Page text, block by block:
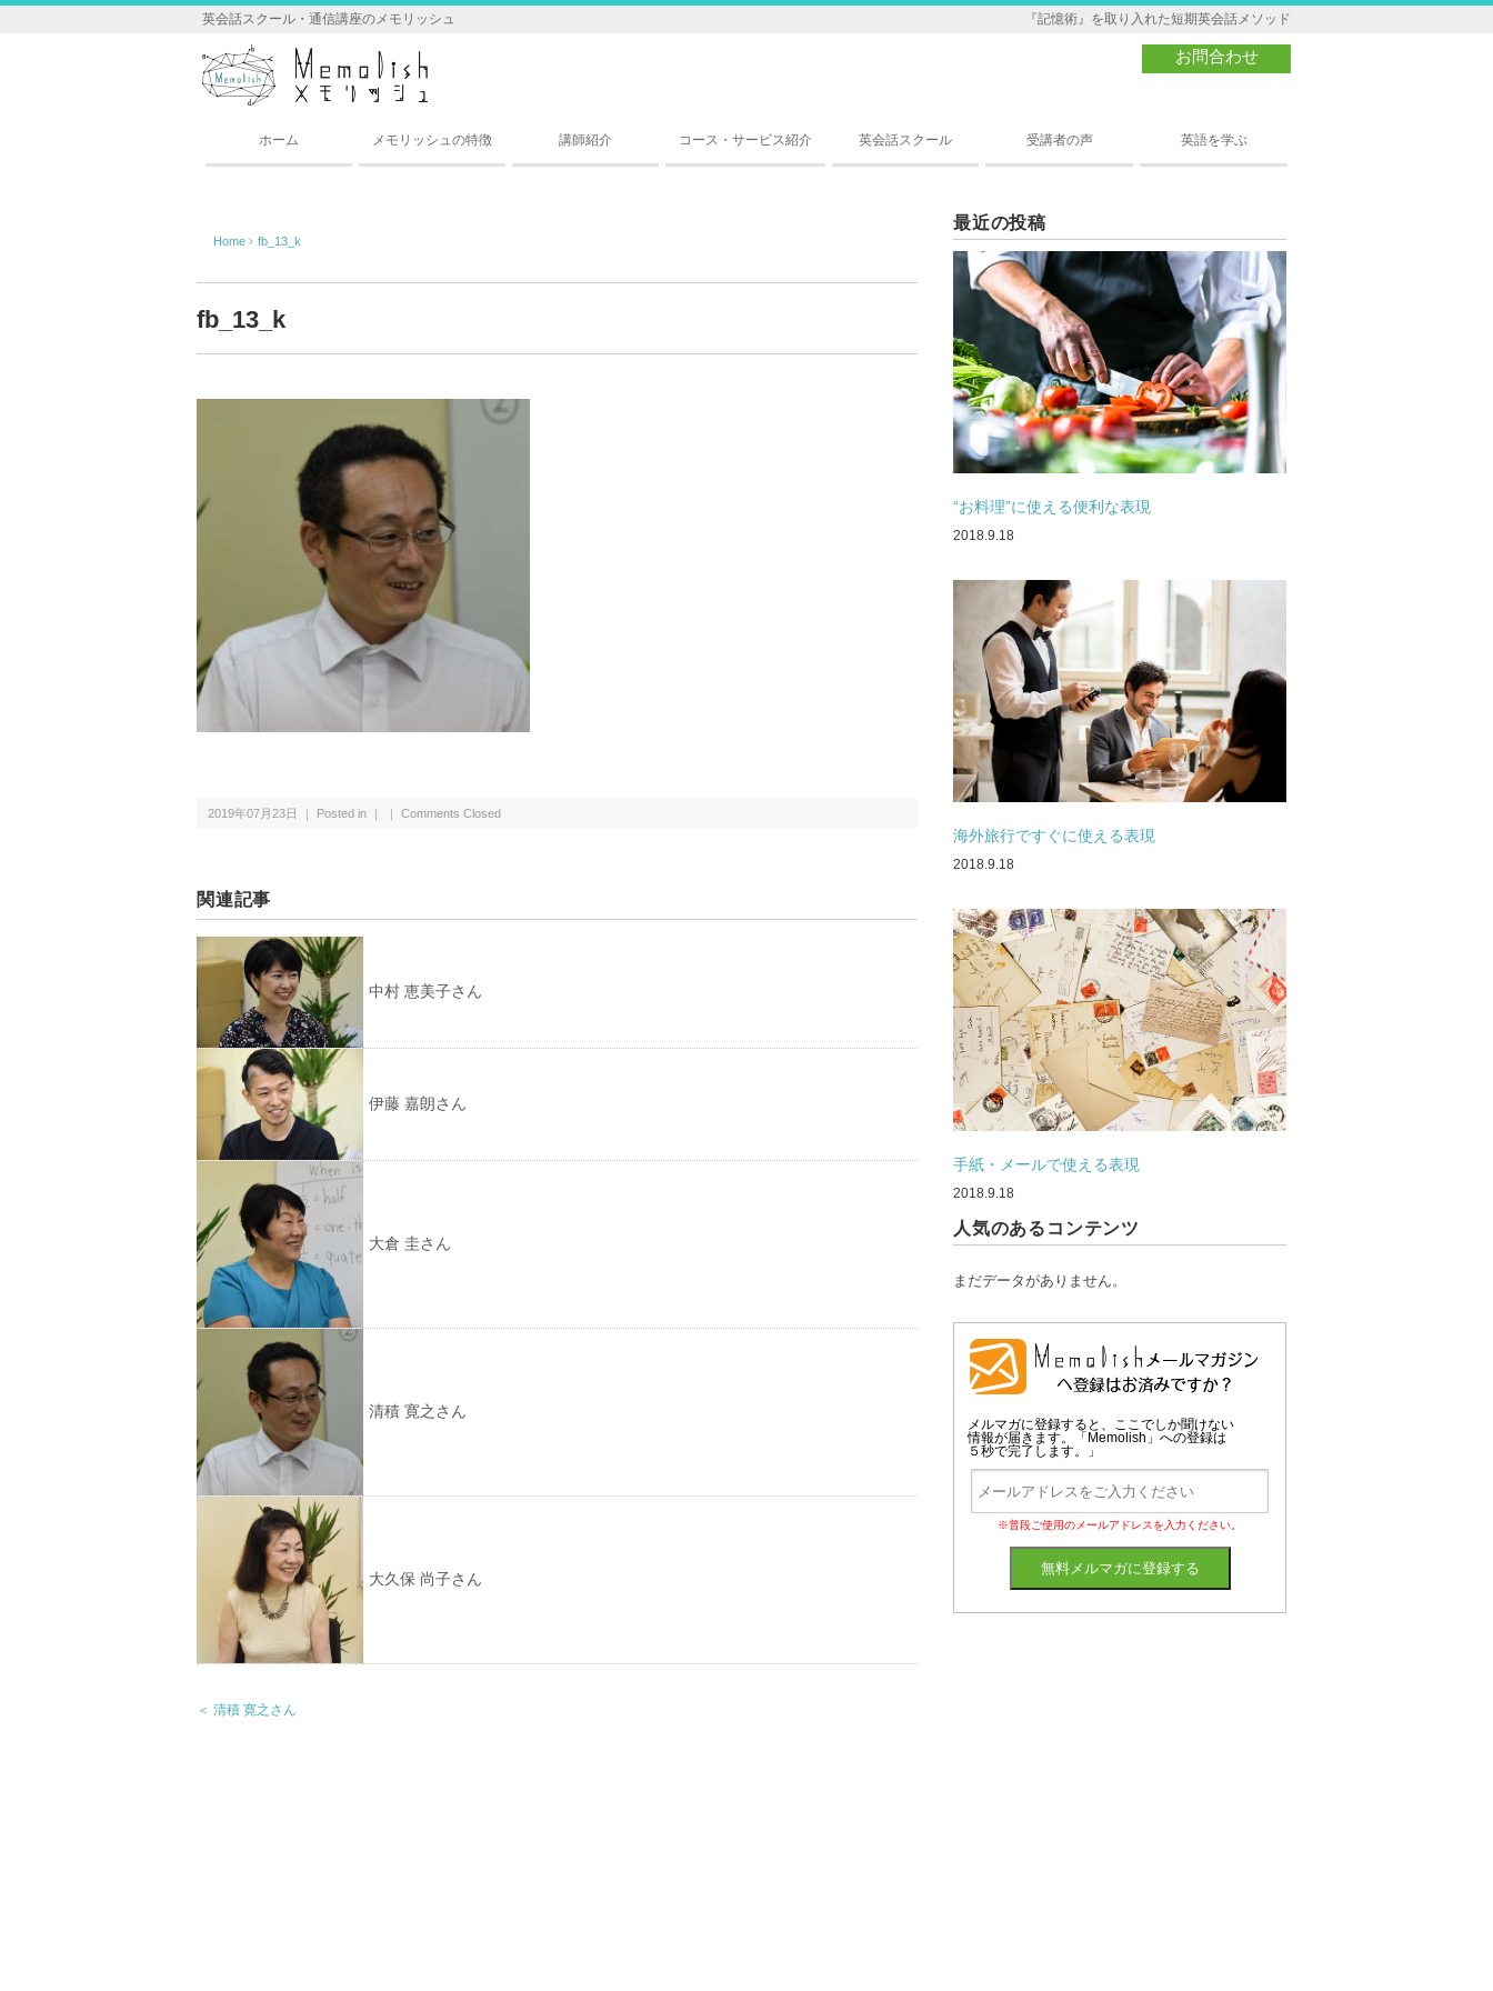
英会話スクール・通信講座のメモリッシュ 『記憶術』を取り入れた短期英会話メソッド
お問合わせ
ホーム メモリッシュの特徴 講師紹介 コース・サービス紹介 英会話スクール 受講者の声 英語を学ぶ
Home › fb_13_k
fb_13_k
2019年07月23日 ｜ Posted in ｜ ｜ Comments Closed
関連記事
中村 恵美子さん
伊藤 嘉朗さん
大倉 圭さん
清積 寛之さん
大久保 尚子さん
＜ 清積 寛之さん
最近の投稿
“お料理”に使える便利な表現
2018.9.18
海外旅行ですぐに使える表現
2018.9.18
手紙・メールで使える表現
2018.9.18
人気のあるコンテンツ
まだデータがありません。
メルマガに登録すると、ここでしか聞けない
情報が届きます。「Memolish」への登録は
５秒で完了します。」
※普段ご使用のメールアドレスを入力ください。